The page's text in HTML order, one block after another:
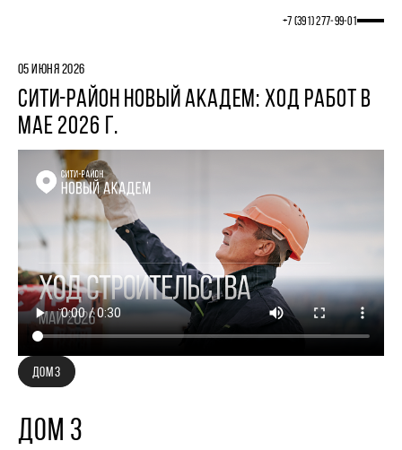
+7 (391) 277‒99‒01
05 ИЮНЯ 2026
СИТИ-РАЙОН НОВЫЙ АКАДЕМ: ХОД РАБОТ В
МАЕ 2026 Г.
ДОМ 3
ДОМ 3